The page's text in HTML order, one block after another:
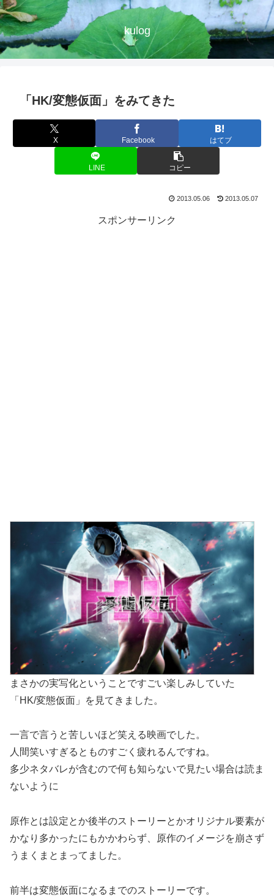
kulog
「HK/変態仮面」をみてきた
X Facebook はてブ
LINE コピー
2013.05.06 2013.05.07
スポンサーリンク
まさかの実写化ということですごい楽しみしていた
「HK/変態仮面」を見てきました。
一言で言うと苦しいほど笑える映画でした。
人間笑いすぎるとものすごく疲れるんですね。
多少ネタバレが含むので何も知らないで見たい場合は読ま
ないように
原作とは設定とか後半のストーリーとかオリジナル要素が
かなり多かったにもかかわらず、原作のイメージを崩さず
うまくまとまってました。
前半は変態仮面になるまでのストーリーです。